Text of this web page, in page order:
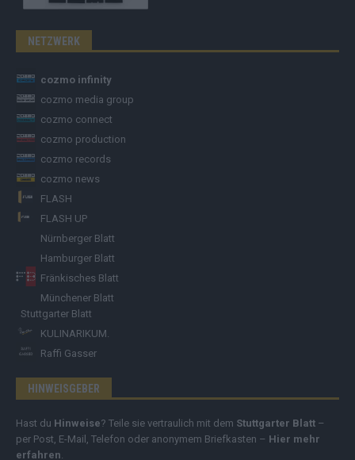
NETZWERK
cozmo infinity
cozmo media group
cozmo connect
cozmo production
cozmo records
cozmo news
FLASH
FLASH UP
Nürnberger Blatt
Hamburger Blatt
Fränkisches Blatt
Münchener Blatt
Stuttgarter Blatt
KULINARIKUM.
Raffi Gasser
HINWEISGEBER
Hast du Hinweise? Teile sie vertraulich mit dem Stuttgarter Blatt –
per Post, E-Mail, Telefon oder anonymem Briefkasten – Hier mehr
erfahren.